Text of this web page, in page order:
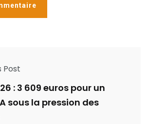
Post
: 3 609 euros pour un
sous la pression des